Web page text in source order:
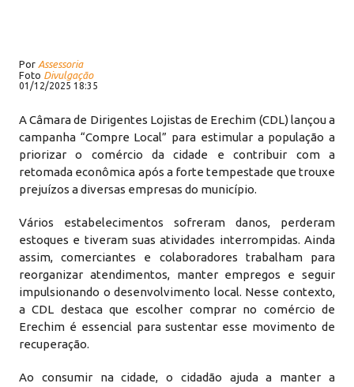
Por Assessoria
Foto Divulgação
01/12/2025 18:35
A Câmara de Dirigentes Lojistas de Erechim (CDL) lançou a
campanha “Compre Local” para estimular a população a
priorizar o comércio da cidade e contribuir com a
retomada econômica após a forte tempestade que trouxe
prejuízos a diversas empresas do município.
Vários estabelecimentos sofreram danos, perderam
estoques e tiveram suas atividades interrompidas. Ainda
assim, comerciantes e colaboradores trabalham para
reorganizar atendimentos, manter empregos e seguir
impulsionando o desenvolvimento local. Nesse contexto,
a CDL destaca que escolher comprar no comércio de
Erechim é essencial para sustentar esse movimento de
recuperação.
Ao consumir na cidade, o cidadão ajuda a manter a